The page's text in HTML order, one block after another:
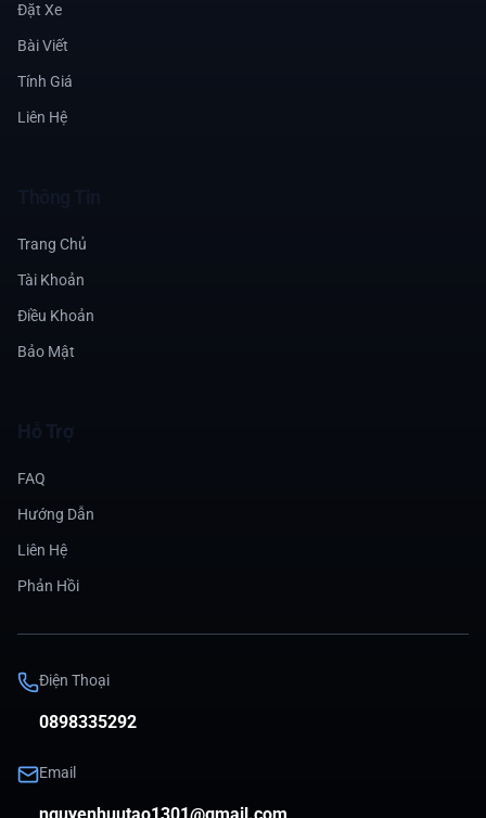
Đặt Xe
Bài Viết
Tính Giá
Liên Hệ
Trang Chủ
Tài Khoản
Điều Khoản
Bảo Mật
Hỗ Trợ
FAQ
Hướng Dẫn
Liên Hệ
Phản Hồi
Điện Thoại
0898335292
Email